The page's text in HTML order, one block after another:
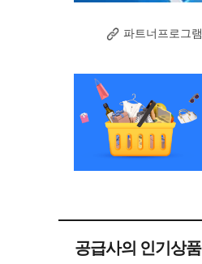
파트너프로그램
공급사의 인기상품